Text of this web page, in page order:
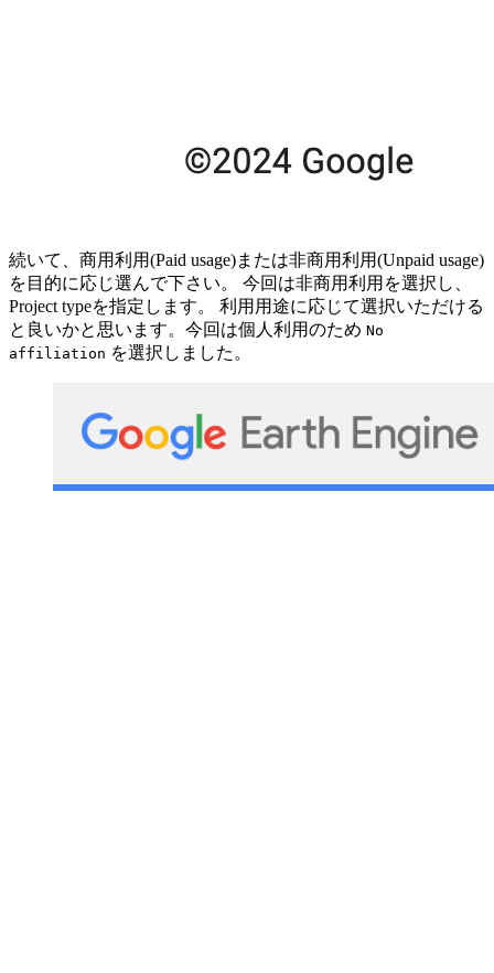
続いて、商用利用(Paid usage)または非商用利用(Unpaid usage)
を目的に応じ選んで下さい。 今回は非商用利用を選択し、
Project typeを指定します。 利用用途に応じて選択いただける
と良いかと思います。今回は個人利用のため No
affiliation を選択しました。